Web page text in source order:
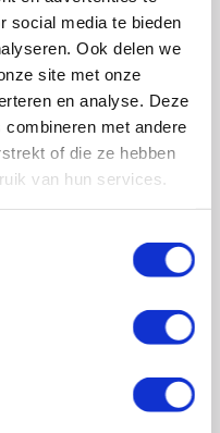
social media te bieden
Ook delen we
site met onze
en analyse. Deze
met andere
of die ze hebben
van hun services.
)
colitis.nl
zoals de ziekte
colitis.